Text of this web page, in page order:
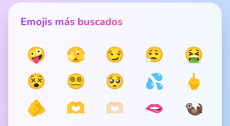
Emojis más buscados
🤪 🫣 😏 😮‍💨
🤮
😵
😵‍💫 🥺 💦
🖕
🫵
🫶 🫶🏻 🫦
🦦